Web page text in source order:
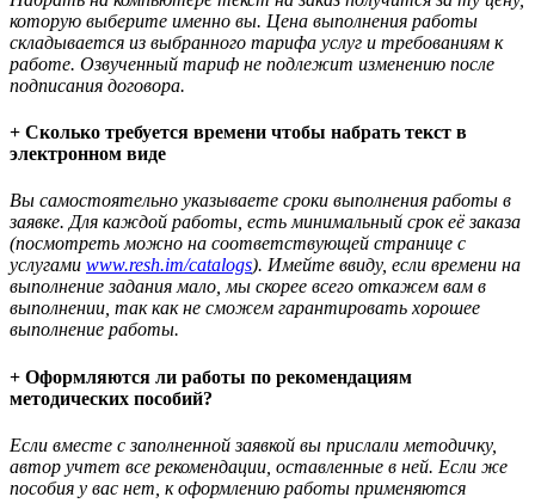
которую выберите именно вы. Цена выполнения работы
складывается из выбранного тарифа услуг и требованиям к
работе. Озвученный тариф не подлежит изменению после
подписания договора.
+ Сколько требуется времени чтобы набрать текст в
электронном виде
Вы самостоятельно указываете сроки выполнения работы в
заявке. Для каждой работы, есть минимальный срок её заказа
(посмотреть можно на соответствующей странице с
услугами www.resh.im/catalogs). Имейте ввиду, если времени на
выполнение задания мало, мы скорее всего откажем вам в
выполнении, так как не сможем гарантировать хорошее
выполнение работы.
+ Оформляются ли работы по рекомендациям
методических пособий?
Если вместе с заполненной заявкой вы прислали методичку,
автор учтет все рекомендации, оставленные в ней. Если же
пособия у вас нет, к оформлению работы применяются